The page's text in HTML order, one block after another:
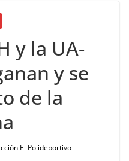
y la UA-
y se
de la
El Polideportivo